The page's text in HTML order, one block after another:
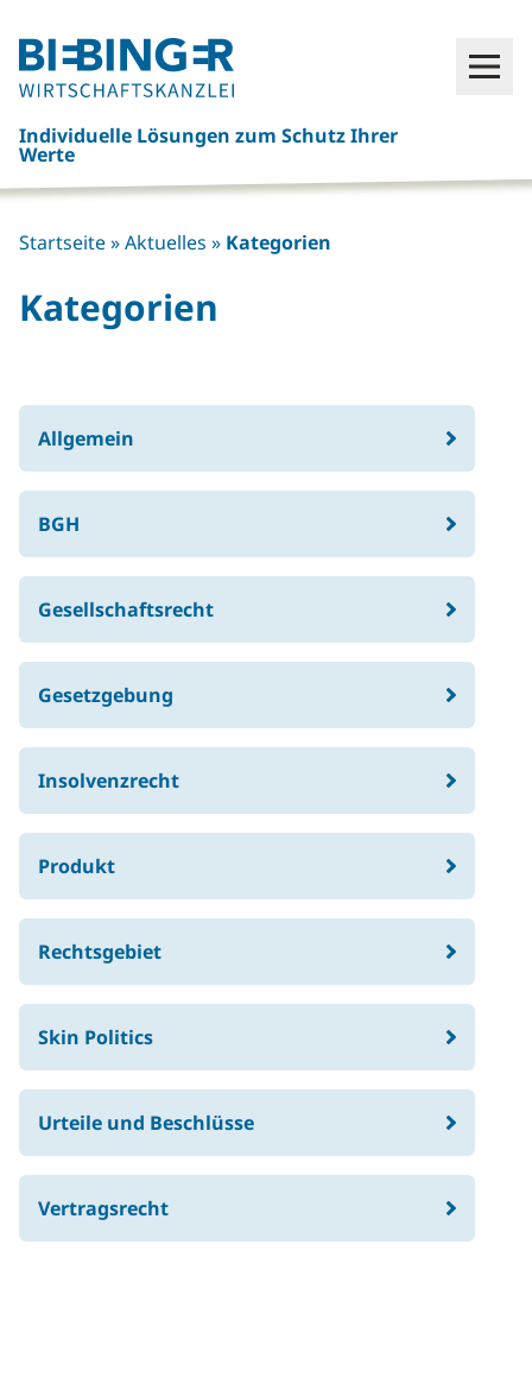
Click
here
go
back
to
Individuelle Lösungen zum Schutz Ihrer
Werte
Startseite»Aktuelles » Kategorien
Kategorien
Allgemein
BGH
Gesellschaftsrecht
Gesetzgebung
Insolvenzrecht
Produkt
Rechtsgebiet
Skin Politics
Urteile und Beschlüsse
Vertragsrecht